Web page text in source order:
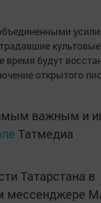
будут
открытого
важным и
Татмедиа
Татарстана в
мессенджере